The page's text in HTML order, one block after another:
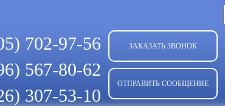
702-97-56
567-80-62
307-53-10
ЗАКАЗАТЬ ЗВОНОК
ОТПРАВИТЬ СООБЩЕНИЕ